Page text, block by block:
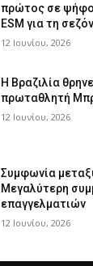
πρώτος σε
ESM για τη
12 Ιουνίου, 2026
Η Βραζιλία
πρωταθλητή
12 Ιουνίου, 2026
Συμφωνία
Μεγαλύτερη
επαγγελματιών
12 Ιουνίου, 2026